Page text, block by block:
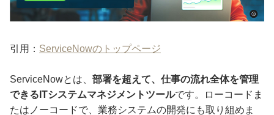
引用： ServiceNowのトップページ
ServiceNowとは、 部署を超えて、仕事の流れ全体を管理
できるITシステムマネジメントツールです。ローコードま
たはノーコードで、業務システムの開発にも取り組めま